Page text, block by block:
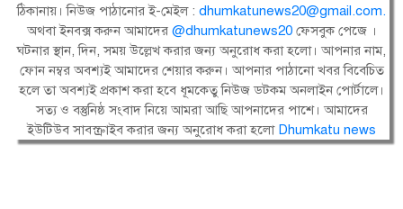
ঠিকানায়। নিউজ পাঠানোর ই-মেইল : dhumkatunews20@gmail.com.
অথবা ইনবক্স করুন আমাদের@dhumkatunews20 ফেসবুক পেজে ।
ঘটনার স্থান, দিন, সময় উল্লেখ করার জন্য অনুরোধ করা হলো। আপনার নাম,
ফোন নম্বর অবশ্যই আমাদের শেয়ার করুন। আপনার পাঠানো খবর বিবেচিত
হলে তা অবশ্যই প্রকাশ করা হবে ধূমকেতু নিউজ ডটকম অনলাইন পোর্টালে।
সত্য ও বস্তুনিষ্ঠ সংবাদ নিয়ে আমরা আছি আপনাদের পাশে। আমাদের
ইউটিউব সাবস্ক্রাইব করার জন্য অনুরোধ করা হলো Dhumkatu news